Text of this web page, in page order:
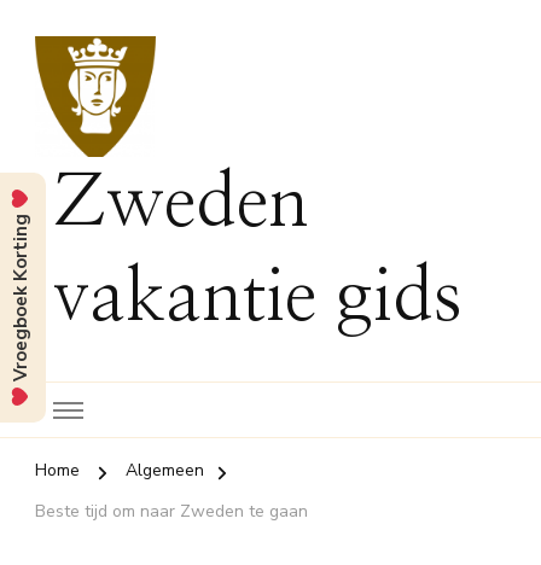
Zweden
vakantie gids
Home
Algemeen
Beste tijd om naar Zweden te gaan
Vroegboek Korting